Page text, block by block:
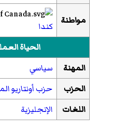
مواطنة
كندا
الحياة
المهنة
سياسي
الحزب
حزب أونتاريو
اللغات
الإنجليزية